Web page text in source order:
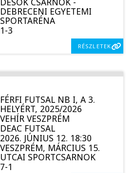
DEBRECENI EGYETEMI
SPORTARÉNA
1-3
RÉSZLETEK
FÉRFI FUTSAL NB I, A 3.
HELYÉRT, 2025/2026
VEHÍR VESZPRÉM
DEAC FUTSAL
2026. JÚNIUS 12. 18:30
VESZPRÉM, MÁRCIUS 15.
UTCAI SPORTCSARNOK
7-1